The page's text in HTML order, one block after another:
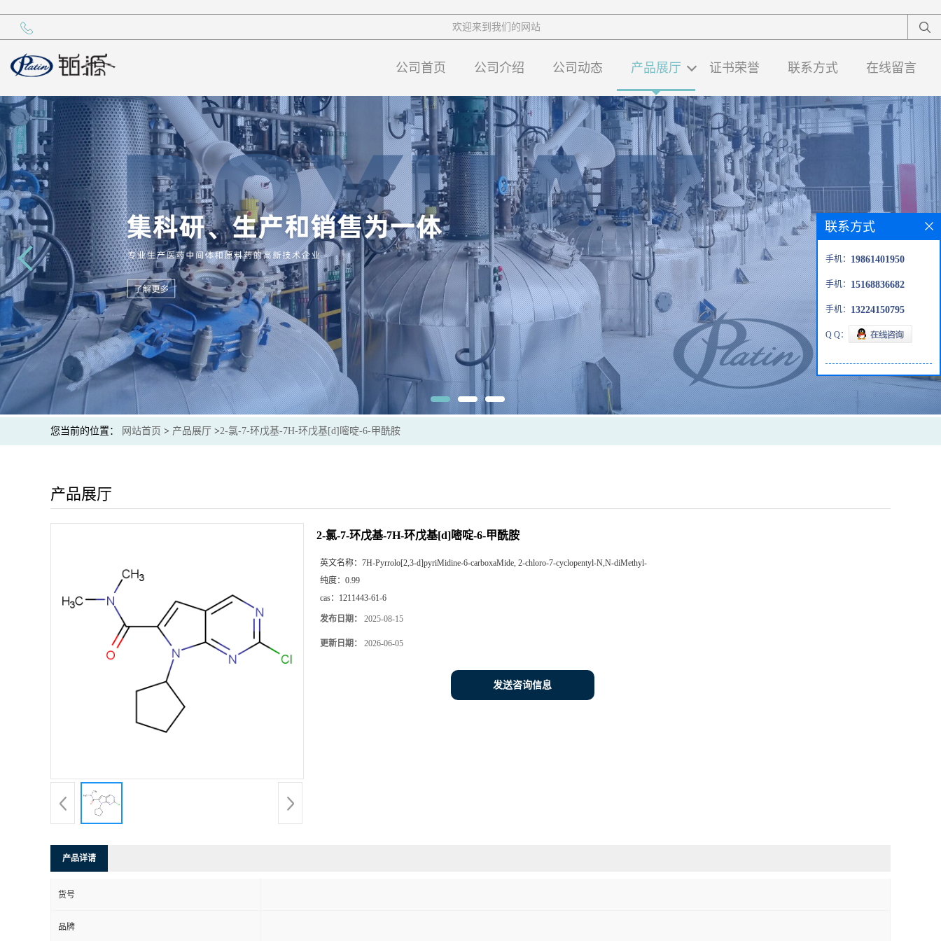
欢迎来到我们的网站
公司首页 公司介绍 公司动态 产品展厅 证书荣誉 联系方式 在线留言
您当前的位置： 网站首页 > 产品展厅 >2-氯-7-环戊基-7H-环戊基[d]嘧啶-6-甲酰胺
产品展厅
2-氯-7-环戊基-7H-环戊基[d]嘧啶-6-甲酰胺
英文名称： 7H-Pyrrolo[2,3-d]pyriMidine-6-carboxaMide, 2-chloro-7-cyclopentyl-N,N-diMethyl-
纯度： 0.99
cas： 1211443-61-6
发布日期： 2025-08-15
更新日期： 2026-06-05
发送咨询信息
产品详请
货号
品牌
联系方式
手机： 19861401950
手机： 15168836682
手机： 13224150795
Q Q：